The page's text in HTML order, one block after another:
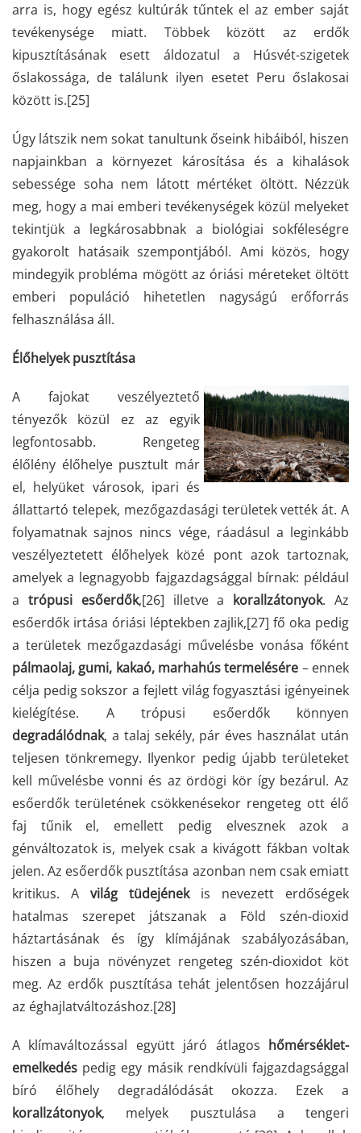
arra is, hogy egész kultúrák tűntek el az ember saját
tevékenysége miatt. Többek között az erdők
kipusztításának esett áldozatul a Húsvét-szigetek
őslakossága, de találunk ilyen esetet Peru őslakosai
között is.[25]
Úgy látszik nem sokat tanultunk őseink hibáiból, hiszen
napjainkban a környezet károsítása és a kihalások
sebessége soha nem látott mértéket öltött. Nézzük
meg, hogy a mai emberi tevékenységek közül melyeket
tekintjük a legkárosabbnak a biológiai sokféleségre
gyakorolt hatásaik szempontjából. Ami közös, hogy
mindegyik probléma mögött az óriási méreteket öltött
emberi populáció hihetetlen nagyságú erőforrás
felhasználása áll.
Élőhelyek pusztítása
A fajokat veszélyeztető
tényezők közül ez az egyik
legfontosabb. Rengeteg
élőlény élőhelye pusztult már
el, helyüket városok, ipari és
állattartó telepek, mezőgazdasági területek vették át. A
folyamatnak sajnos nincs vége, ráadásul a leginkább
veszélyeztetett élőhelyek közé pont azok tartoznak,
amelyek a legnagyobb fajgazdagsággal bírnak: például
a trópusi esőerdők,[26] illetve a korallzátonyok. Az
esőerdők irtása óriási léptekben zajlik,[27] fő oka pedig
a területek mezőgazdasági művelésbe vonása főként
pálmaolaj, gumi, kakaó, marhahús termelésére – ennek
célja pedig sokszor a fejlett világ fogyasztási igényeinek
kielégítése. A trópusi esőerdők könnyen
degradálódnak, a talaj sekély, pár éves használat után
teljesen tönkremegy. Ilyenkor pedig újabb területeket
kell művelésbe vonni és az ördögi kör így bezárul. Az
esőerdők területének csökkenésekor rengeteg ott élő
faj tűnik el, emellett pedig elvesznek azok a
génváltozatok is, melyek csak a kivágott fákban voltak
jelen. Az esőerdők pusztítása azonban nem csak emiatt
kritikus. A világ tüdejénekis nevezett erdőségek
hatalmas szerepet játszanak a Föld szén-dioxid
háztartásának és így klímájának szabályozásában,
hiszen a buja növényzet rengeteg szén-dioxidot köt
meg. Az erdők pusztítása tehát jelentősen hozzájárul
az éghajlatváltozáshoz.[28]
A klímaváltozással együtt járó átlagos hőmérséklet-
emelkedés pedig egy másik rendkívüli fajgazdagsággal
bíró élőhely degradálódását okozza. Ezek a
korallzátonyok, melyek pusztulása a tengeri